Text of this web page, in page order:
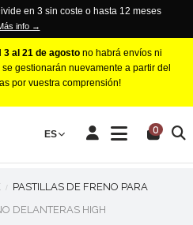
en 3 sin coste o hasta 12 meses
info →
3 al 21 de agostono habrá envíos ni
gestionarán nuevamente a partir del
por vuestra comprensión!
ES 0
PASTILLAS DE FRENO PARA
DELANTERAS HIGH